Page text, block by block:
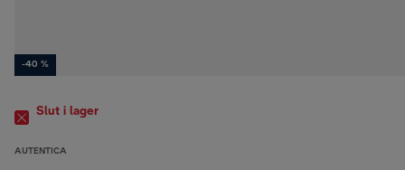
-40 %
Slut i lager
AUTENTICA